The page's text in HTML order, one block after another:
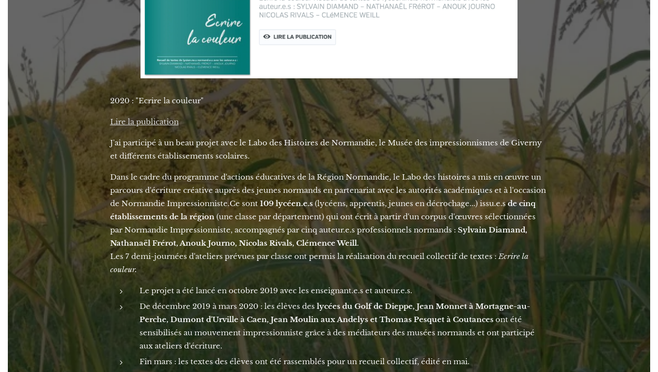
2020 : "Ecrire la couleur"
Lire la publication
J'ai participé à un beau projet avec le Labo des Histoires de Normandie, le Musée des impressionnismes de Giverny
et différents établissements scolaires.
Dans le cadre du programme d'actions éducatives de la Région Normandie, le Labo des histoires a mis en œuvre un
parcours d'écriture créative auprès des jeunes normands en partenariat avec les autorités académiques et à l'occasion
de Normandie Impressionniste.Ce sont 109 lycéen.e.s(lycéens, apprentis, jeunes en décrochage...) issu.e.sde cinq
établissements de la région(une classe par département) qui ont écrit à partir d'un corpus d'œuvres sélectionnées
par Normandie Impressionniste, accompagnés par cinq auteur.e.s professionnels normands : Sylvain Diamand,
Nathanaël Frérot, Anouk Journo, Nicolas Rivals, Clémence Weill.
Les 7 demi-journées d'ateliers prévues par classe ont permis la réalisation du recueil collectif de textes :Ecrire la
couleur.
Le projet a été lancé en octobre 2019 avec les enseignant.e.s et auteur.e.s.
De décembre 2019 à mars 2020 : les élèves des lycées du Golf de Dieppe, Jean Monnet à Mortagne-au-
Perche, Dumont d'Urville à Caen, Jean Moulin aux Andelys et Thomas Pesquet à Coutancesont été
sensibilisés au mouvement impressionniste grâce à des médiateurs des musées normands et ont participé
aux ateliers d'écriture.
Fin mars : les textes des élèves ont été rassemblés pour un recueil collectif, édité en mai.